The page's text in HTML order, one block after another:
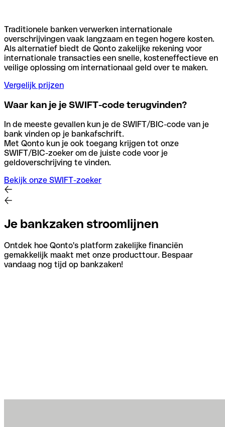
Traditionele banken verwerken internationale
overschrijvingen vaak langzaam en tegen hogere kosten.
Als alternatief biedt de Qonto zakelijke rekening voor
internationale transacties een snelle, kosteneffectieve en
veilige oplossing om internationaal geld over te maken.
Vergelijk prijzen
Waar kan je je SWIFT-code terugvinden?
In de meeste gevallen kun je de SWIFT/BIC-code van je
bank vinden op je bankafschrift.
Met Qonto kun je ook toegang krijgen tot onze
SWIFT/BIC-zoeker om de juiste code voor je
geldoverschrijving te vinden.
Bekijk onze SWIFT-zoeker
Je bankzaken stroomlijnen
Ontdek hoe Qonto's platform zakelijke financiën
gemakkelijk maakt met onze producttour. Bespaar
vandaag nog tijd op bankzaken!